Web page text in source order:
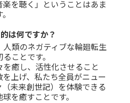
を聴く」ということはあま
は何ですか？
類のネガティブな輪廻転生
ことです。
癒し、活性化させること
上げ、私たち全員がニュー
未来創世記）を体験できる
を癒すことです。